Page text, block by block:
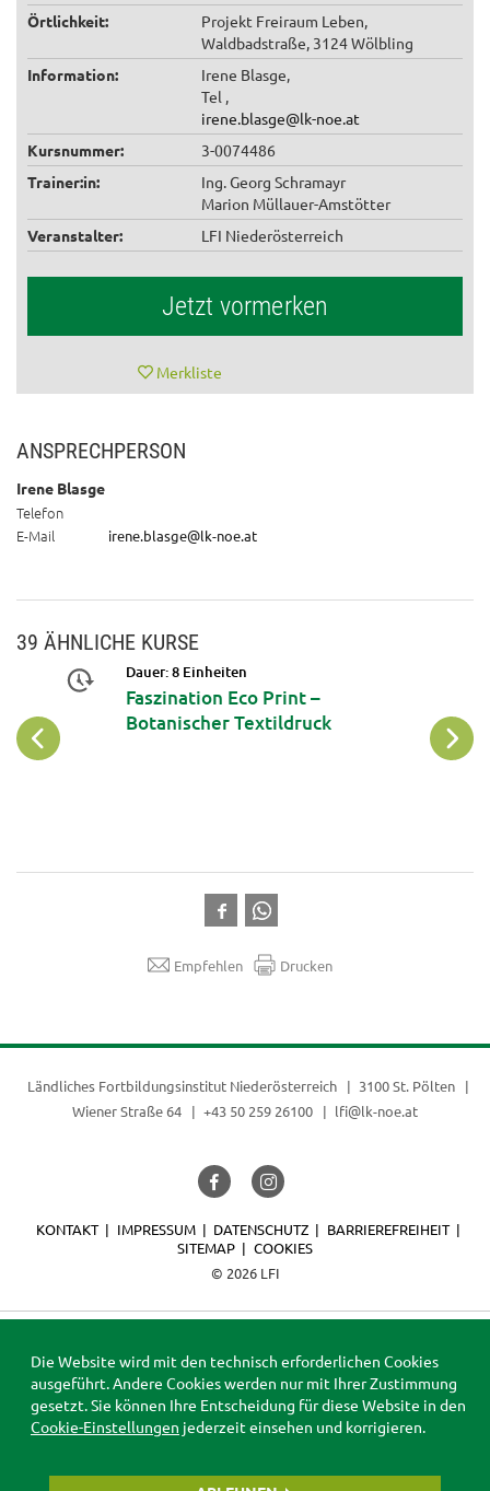
Örtlichkeit:
Projekt Freiraum Leben,
Waldbadstraße, 3124 Wölbling
Information:
Irene Blasge,
Tel ,
irene.blasge@lk-noe.at
Kursnummer:
3-0074486
Trainer:in:
Ing. Georg Schramayr
Marion Müllauer-Amstötter
Veranstalter:
LFI Niederösterreich
Jetzt vormerken
Merkliste
ANSPRECHPERSON
Irene Blasge
Telefon
E-Mail
irene.blasge@lk-noe.at
39 ÄHNLICHE KURSE
Dauer: 8 Einheiten
Faszination Eco Print –
Botanischer Textildruck
Empfehlen Drucken
Ländliches Fortbildungsinstitut Niederösterreich
3100 St. Pölten
Wiener Straße 64
+43 50 259 26100 lfi@lk-noe.at
© 2026 LFI
KONTAKT IMPRESSUM DATENSCHUTZ
BARRIEREFREIHEIT
SITEMAP
COOKIES
Die Website wird mit den technisch erforderlichen Cookies
ausgeführt. Andere Cookies werden nur mit Ihrer Zustimmung
gesetzt. Sie können Ihre Entscheidung für diese Website in den
Cookie-Einstellungen jederzeit einsehen und korrigieren.